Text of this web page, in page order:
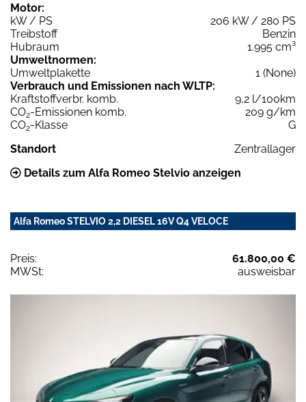
Motor:
kW / PS
206 kW / 280 PS
Treibstoff
Benzin
Hubraum
1.995 cm³
Umweltnormen:
Umweltplakette
1 (None)
Verbrauch und Emissionen nach WLTP:
Kraftstoffverbr. komb.
9,2 l/100km
CO2-Emissionen komb.
209 g/km
CO2-Klasse
G
Standort
Zentrallager
Details zum Alfa Romeo Stelvio anzeigen
Alfa Romeo STELVIO 2,2 DIESEL 16V Q4 VELOCE
Preis:
61.800,00 €
MWSt:
ausweisbar